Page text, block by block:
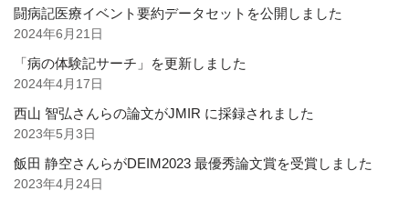
闘病記医療イベント要約データセットを公開しました
2024年6月21日
「病の体験記サーチ」を更新しました
2024年4月17日
西山 智弘さんらの論文がJMIR に採録されました
2023年5月3日
飯田 静空さんらがDEIM2023 最優秀論文賞を受賞しました
2023年4月24日